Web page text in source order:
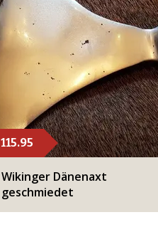
115.95
Wikinger Dänenaxt
geschmiedet